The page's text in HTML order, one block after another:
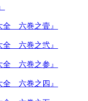
全 六巻之壹』
全 六巻之弐』
全 六巻之参』
全 六巻之四』